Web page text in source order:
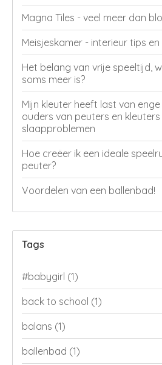
Magna Tiles - veel meer dan
Meisjeskamer - interieur tips
Het belang van vrije speeltijd,
soms meer is?
Mijn kleuter heeft last van
ouders van peuters en
slaapproblemen
Hoe creëer ik een ideale
peuter?
Voordelen van een ballenbad!
Tags
#babygirl (1)
back to school (1)
balans (1)
ballenbad (1)